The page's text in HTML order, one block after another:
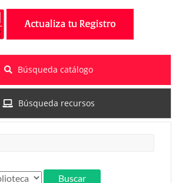
Búsqueda catálogo
Búsqueda recursos